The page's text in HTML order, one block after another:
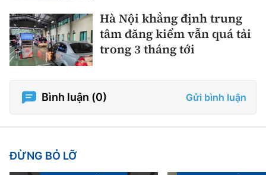
Hà Nội khẳng định trung
tâm đăng kiểm vẫn quá tải
trong 3 tháng tới
Bình luận (0) Gửi bình luận
ĐỪNG BỎ LỠ